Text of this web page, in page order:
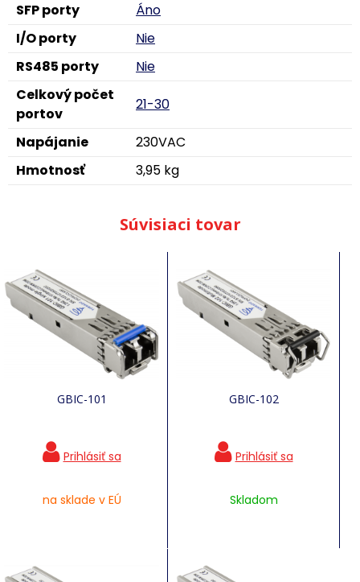
SFP porty
Áno
I/O porty
Nie
RS485 porty
Nie
Celkový počet
portov
21-30
Napájanie
230VAC
Hmotnosť
3,95 kg
Súvisiaci tovar
GBIC-101
na sklade v EÚ
GBIC-102
Skladom